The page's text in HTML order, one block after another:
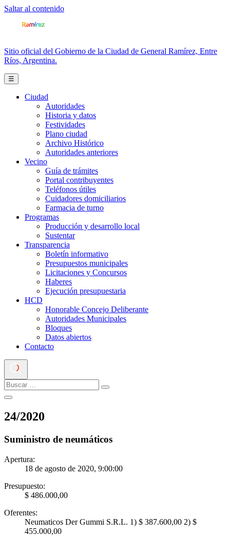
Saltar al contenido
Sitio oficial del Gobierno de la Ciudad de General Ramírez, Entre
Ríos, Argentina.
☰
Ciudad
Autoridades
Historia y datos
Festividades
Plano ciudad
Archivo Histórico
Autoridades anteriores
Vecino
Guía de trámites
Portal contribuyentes
Teléfonos útiles
Cuidadores domiciliarios
Farmacia de turno
Programas
Producción y desarrollo local
Sustentar
Transparencia
Boletín informativo
Presupuestos municipales
Licitaciones y Concursos
Haberes
Ejecución presupuestaria
HCD
Honorable Concejo Deliberante
Autoridades Municipales
Bloques
Datos abiertos
Contacto
24/2020
Suministro de neumáticos
Apertura:
18 de agosto de 2020, 9:00:00
Presupuesto:
$ 486.000,00
Oferentes:
Neumaticos Der Gummi S.R.L. 1) $ 387.600,00 2) $
455.000,00